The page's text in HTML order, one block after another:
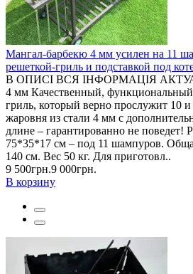
Мангал-барбекю 4 мм усилен на 11
решеткой-гриль и подставкой под
В ОПИСІ ВСЯ ІНФОРМАЦІЯ
4 мм Качественный,
гриль, который верно прослужит 10
жаровня из стали 4 мм с
длине – гарантированно не поведет!
75*35*17 см – под 11 шампуров.
140 см. Вес 50 кг. Для приготовл..
9 500грн.9 000грн.
В корзину